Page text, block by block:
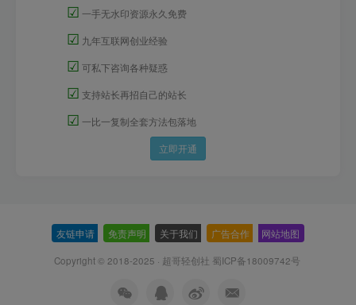
☑ 一手无水印资源永久免费
☑ 九年互联网创业经验
☑ 可私下咨询各种疑惑
☑ 支持站长再招自己的站长
☑ 一比一复制全套方法包落地
立即开通
友链申请 免责声明 关于我们 广告合作 网站地图
Copyright © 2018-2025 · 超哥轻创社 蜀ICP备18009742号